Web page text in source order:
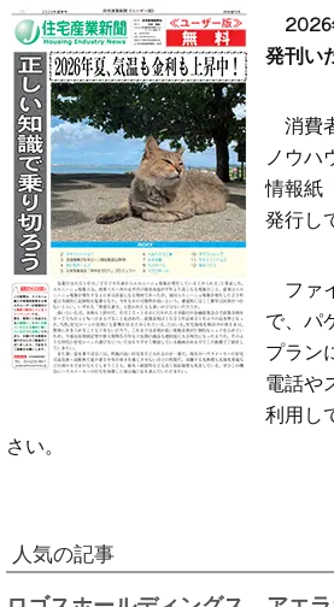
発刊い
消費
ノウハ
情報紙
発行し
ファ
で、パ
プラン
電話や
利用し
さい。
人気の記事